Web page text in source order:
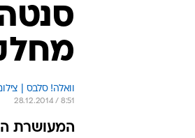
וואלה! סלבס |
28.12.2014 / 8:51
המעושרת